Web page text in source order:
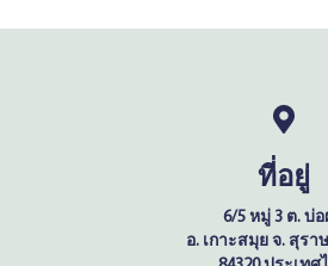
ที่อยู่
6/5 หมู่ 3 ต. บ่
อ. เกาะสมุย จ. สุร